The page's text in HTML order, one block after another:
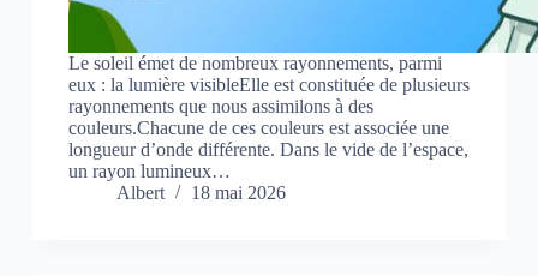
Le soleil émet de nombreux rayonnements, parmi
eux : la lumière visibleElle est constituée de plusieurs
rayonnements que nous assimilons à des
couleurs.Chacune de ces couleurs est associée une
longueur d’onde différente. Dans le vide de l’espace,
un rayon lumineux…
Albert
18 mai 2026